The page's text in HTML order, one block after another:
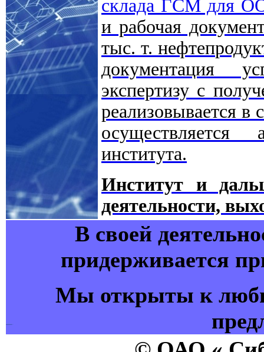
склада ГСМ для
и рабочая
тыс. т.
документация
экспертизу с
реализовывается в
осуществляется
института.
Институт и
деятельности,
В своей
придерживается
Мы открыты к